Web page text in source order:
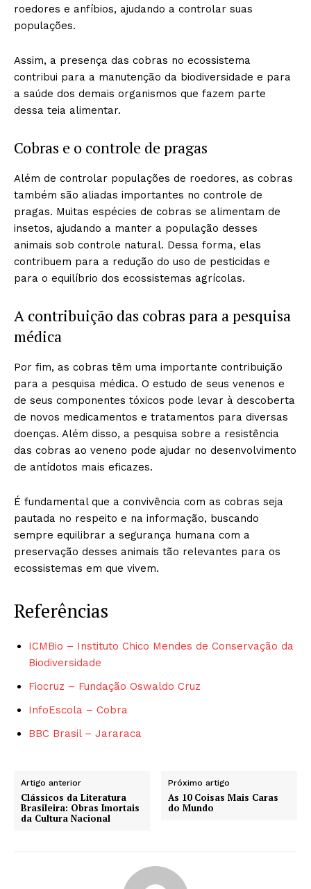
roedores e anfíbios, ajudando a controlar suas
populações.
Assim, a presença das cobras no ecossistema
contribui para a manutenção da biodiversidade e para
a saúde dos demais organismos que fazem parte
dessa teia alimentar.
Cobras e o controle de pragas
Além de controlar populações de roedores, as cobras
também são aliadas importantes no controle de
pragas. Muitas espécies de cobras se alimentam de
insetos, ajudando a manter a população desses
animais sob controle natural. Dessa forma, elas
contribuem para a redução do uso de pesticidas e
para o equilíbrio dos ecossistemas agrícolas.
A contribuição das cobras para a pesquisa
médica
Por fim, as cobras têm uma importante contribuição
para a pesquisa médica. O estudo de seus venenos e
de seus componentes tóxicos pode levar à descoberta
de novos medicamentos e tratamentos para diversas
doenças. Além disso, a pesquisa sobre a resistência
das cobras ao veneno pode ajudar no desenvolvimento
de antídotos mais eficazes.
É fundamental que a convivência com as cobras seja
pautada no respeito e na informação, buscando
sempre equilibrar a segurança humana com a
preservação desses animais tão relevantes para os
ecossistemas em que vivem.
Referências
ICMBio – Instituto Chico Mendes de Conservação da
Biodiversidade
Fiocruz – Fundação Oswaldo Cruz
InfoEscola – Cobra
BBC Brasil – Jararaca
Artigo anterior
Clássicos da Literatura
Brasileira: Obras Imortais
da Cultura Nacional
Próximo artigo
As 10 Coisas Mais Caras
do Mundo